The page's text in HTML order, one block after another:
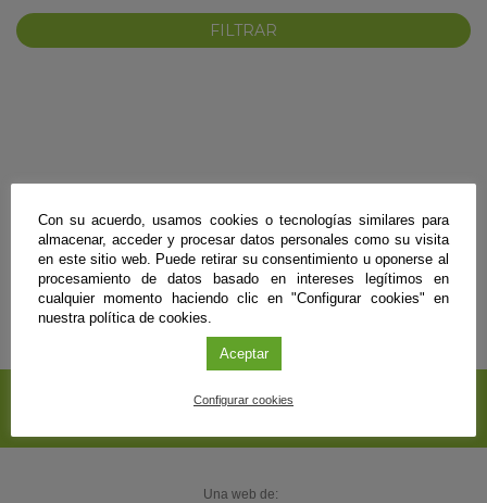
SUSCRÍBETE A NUESTRO
Una web de:
Con su acuerdo, usamos cookies o tecnologías similares para
almacenar, acceder y procesar datos personales como su visita
en este sitio web. Puede retirar su consentimiento u oponerse al
procesamiento de datos basado en intereses legítimos en
cualquier momento haciendo clic en "Configurar cookies" en
nuestra política de cookies.
Aceptar
Configurar cookies